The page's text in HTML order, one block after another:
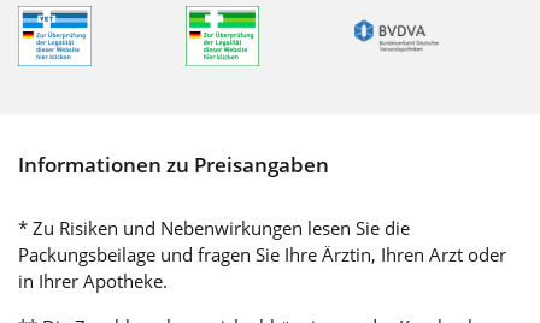
Informationen zu Preisangaben
* Zu Risiken und Nebenwirkungen lesen Sie die
Packungsbeilage und fragen Sie Ihre Ärztin, Ihren Arzt oder
in Ihrer Apotheke.